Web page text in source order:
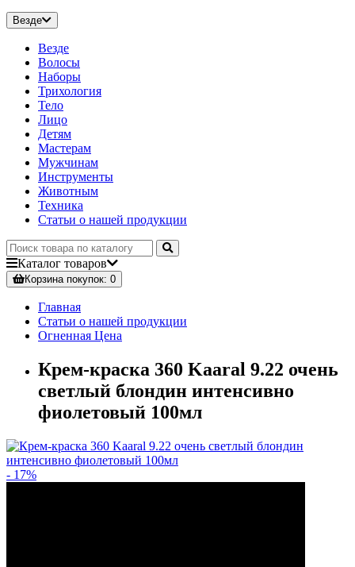
Везде
Везде
Волосы
Наборы
Трихология
Тело
Лицо
Детям
Мастерам
Мужчинам
Инструменты
Животным
Техника
Статьи о нашей продукции
Каталог товаров
Корзинапокупок: 0
Главная
Статьи о нашей продукции
Огненная Цена
Крем-краска 360 Kaaral 9.22 очень
светлый блондин интенсивно
фиолетовый 100мл
- 17%